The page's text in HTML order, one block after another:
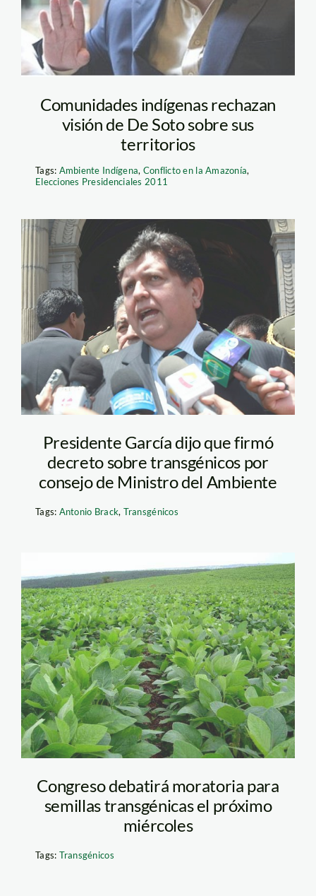
Comunidades indígenas rechazan
visión de De Soto sobre sus
territorios
Tags: Ambiente Indígena, Conflicto en la Amazonía,
Elecciones Presidenciales 2011
garcia_alan
Presidente García dijo que firmó
decreto sobre transgénicos por
consejo de Ministro del Ambiente
Tags: Antonio Brack, Transgénicos
transgenicos_patriagrande
Congreso debatirá moratoria para
semillas transgénicas el próximo
miércoles
Tags: Transgénicos